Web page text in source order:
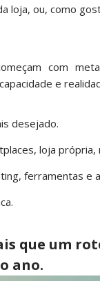
loja, ou, como
com
e
desejado.
loja própria,
ferramentas e
que um
ano.